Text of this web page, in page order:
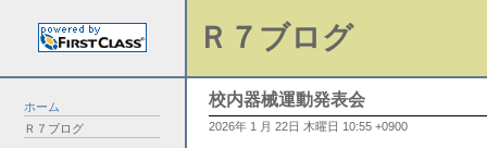
ホーム
Ｒ７ブログ
Ｒ７ブログ
校内器械運動発表会
2026年 1 月 22日 木曜日 10:55 +0900